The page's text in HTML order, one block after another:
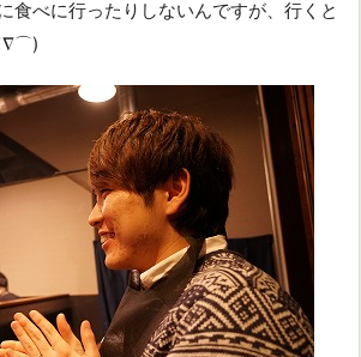
食べに行ったりしないんですが、行くと